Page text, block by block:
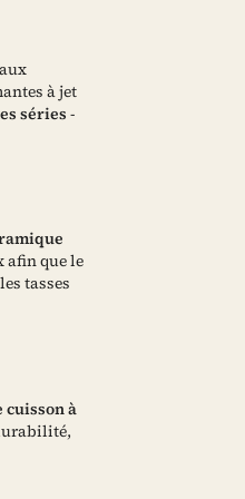
à jet
séries -
afin que le
tasses
cuisson à